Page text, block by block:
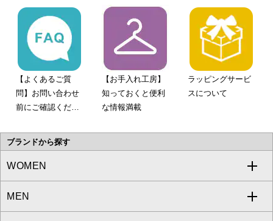
【よくあるご質
問】お問い合わせ
前にご確認くださ
【お手入れ工房】
知っておくと便利
な情報満載
ラッピングサービ
スについて
ブランドから探す
WOMEN
a.v.v
MEN